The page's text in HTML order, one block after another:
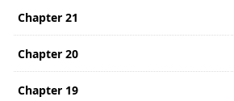
Chapter 21
Chapter 20
Chapter 19